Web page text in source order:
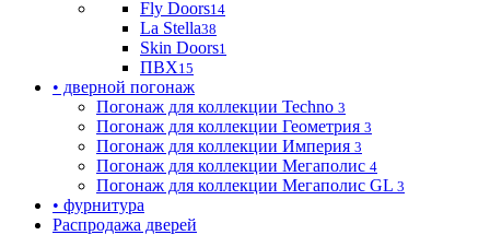
Fly Doors14
La Stella38
Skin Doors1
ПВХ15
• дверной погонаж
Погонаж для коллекции Techno 3
Погонаж для коллекции Геометрия 3
Погонаж для коллекции Империя 3
Погонаж для коллекции Мегаполис 4
Погонаж для коллекции Мегаполис GL 3
• фурнитура
Распродажа дверей